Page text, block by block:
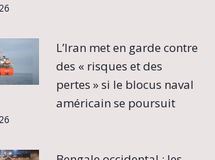
L’Iran met en garde contre
des « risques et des
pertes » si le blocus naval
américain se poursuit